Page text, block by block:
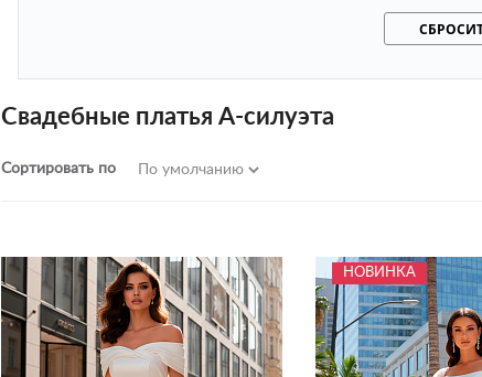
Свадебные платья А-силуэта
Сортировать по
НОВИНКА